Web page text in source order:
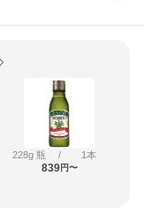
228g 瓶 / 1本
839円〜